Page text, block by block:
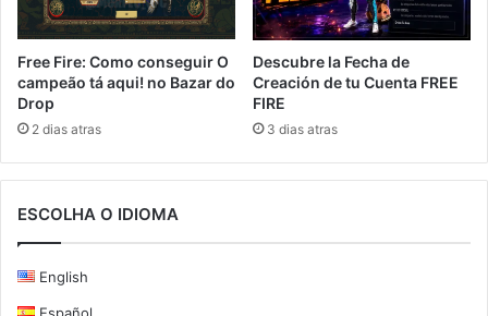
Free Fire: Como conseguir O
campeão tá aqui! no Bazar do
Drop
2 dias atras
Descubre la Fecha de
Creación de tu Cuenta FREE
FIRE
3 dias atras
ESCOLHA O IDIOMA
English